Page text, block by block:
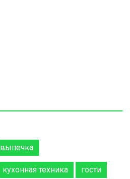
выпечка
кухонная техника гости